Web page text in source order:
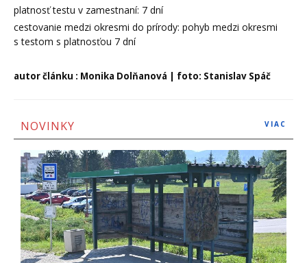
platnosť testu v zamestnaní: 7 dní
cestovanie medzi okresmi do prírody: pohyb medzi okresmi
s testom s platnosťou 7 dní
autor článku : Monika Dolňanová | foto: Stanislav Spáč
NOVINKY VIAC